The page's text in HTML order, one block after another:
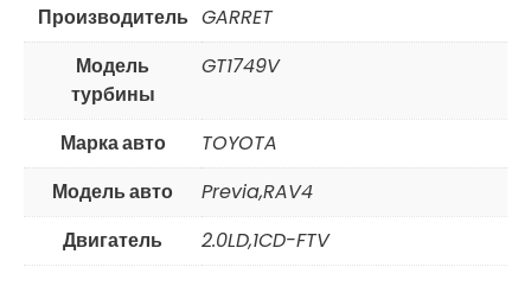
Производитель GARRET
Модель
турбины
GT1749V
Марка авто
TOYOTA
Модель авто
Previa,RAV4
Двигатель
2.0LD,1CD-FTV